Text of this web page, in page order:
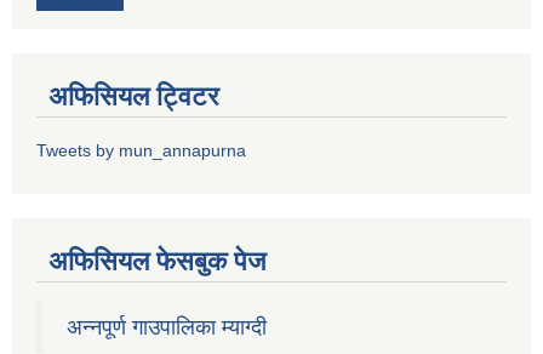
अफिसियल ट्विटर
Tweets by mun_annapurna
अफिसियल फेसबुक पेज
अन्नपूर्ण गाउपालिका म्याग्दी